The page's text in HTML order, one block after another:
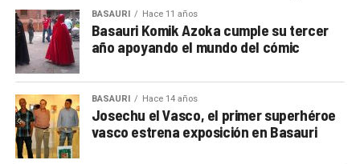
BASAURI Hace 11 años
Basauri Komik Azoka cumple su tercer
año apoyando el mundo del cómic
BASAURI Hace 14 años
Josechu el Vasco, el primer superhéroe
vasco estrena exposición en Basauri